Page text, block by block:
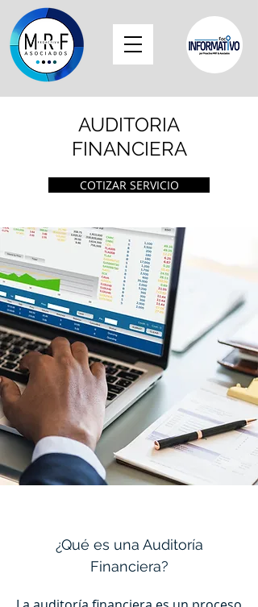
AUDITORIA
FINANCIERA
COTIZAR SERVICIO
¿Qué es una Auditoría
Financiera?